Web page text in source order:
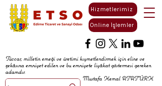
Online İşlemler
Hizmetlerimiz
Tüccar, milletin emeği ve üretimi kıymetlendirmek için eline ve
zekâsına emniyet edilen ve bu emniyete liyâkat göstermesi gereken
adamdır.
Mustafa Kemal ATATÜRK